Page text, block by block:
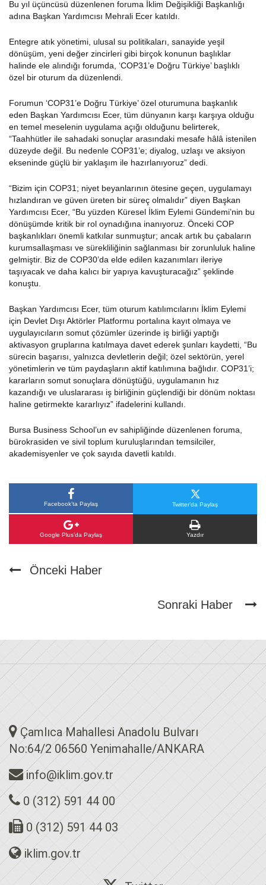
Bu yıl üçüncüsü düzenlenen foruma İklim Değişikliği Başkanlığı
adına Başkan Yardımcısı Mehrali Ecer katıldı.
Entegre atık yönetimi, ulusal su politikaları, sanayide yeşil
dönüşüm, yeni değer zincirleri gibi birçok konunun başlıklar
halinde ele alındığı forumda, ‘COP31’e Doğru Türkiye’ başlıklı
özel bir oturum da düzenlendi.
Forumun ‘COP31’e Doğru Türkiye’ özel oturumuna başkanlık
eden Başkan Yardımcısı Ecer, tüm dünyanın karşı karşıya olduğu
en temel meselenin uygulama açığı olduğunu belirterek,
“Taahhütler ile sahadaki sonuçlar arasındaki mesafe hâlâ istenilen
düzeyde değil. Bu nedenle COP31’e; diyalog, uzlaşı ve aksiyon
ekseninde güçlü bir yaklaşım ile hazırlanıyoruz” dedi.
“Bizim için COP31; niyet beyanlarının ötesine geçen, uygulamayı
hızlandıran ve güven üreten bir süreç olmalıdır” diyen Başkan
Yardımcısı Ecer, “Bu yüzden Küresel İklim Eylemi Gündemi’nin bu
dönüşümde kritik bir rol oynadığına inanıyoruz. Önceki COP
başkanlıkları önemli katkılar sunmuştur; ancak artık bu çabaların
kurumsallaşması ve sürekliliğinin sağlanması bir zorunluluk haline
gelmiştir. Biz de COP30’da elde edilen kazanımları ileriye
taşıyacak ve daha kalıcı bir yapıya kavuşturacağız” şeklinde
konuştu.
Başkan Yardımcısı Ecer, tüm oturum katılımcılarını İklim Eylemi
için Devlet Dışı Aktörler Platformu portalına kayıt olmaya ve
uygulayıcıların somut çözümler üzerinde iş birliği yaptığı
aktivasyon gruplarına katılmaya davet ederek şunları kaydetti, “Bu
sürecin başarısı, yalnızca devletlerin değil; özel sektörün, yerel
yönetimlerin ve tüm paydaşların aktif katılımına bağlıdır. COP31’i;
kararların somut sonuçlara dönüştüğü, uygulamanın hız
kazandığı ve uluslararası iş birliğinin güçlendiği bir dönüm noktası
haline getirmekte kararlıyız” ifadelerini kullandı.
Bursa Business School’un ev sahipliğinde düzenlenen foruma,
bürokrasiden ve sivil toplum kuruluşlarından temsilciler,
akademisyenler ve çok sayıda davetli katıldı.
Facebook’ta Paylaş Twitter’da Paylaş
Google Plus’da Paylaş Yazdır
Önceki Haber
Sonraki Haber
Çamlıca Mahallesi Anadolu Bulvarı
No:64/2 06560 Yenimahalle/ANKARA
info@iklim.gov.tr
0 (312) 591 44 00
0 (312) 591 44 03
iklim.gov.tr